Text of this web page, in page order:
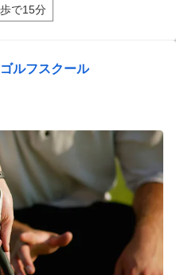
で15分
ルフスクール